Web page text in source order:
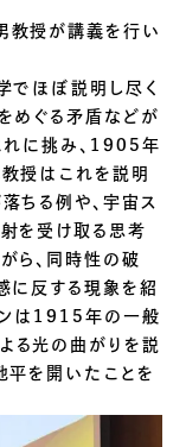
教授が講義を行い
でほぼ説明し尽く
めぐる矛盾などが
れに挑み、1905年
授はこれを説明
ちる例や、宇宙ス
を受け取る思考
ら、同時性の破
に反する現象を紹
ンは1915年の一般
る光の曲がりを説
を開いたことを